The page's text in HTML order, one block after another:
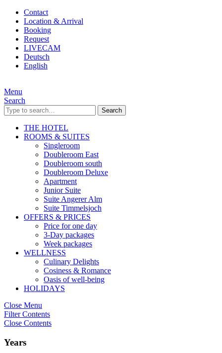
Contact
Location & Arrival
Booking
Request
LIVECAM
Deutsch
English
Menu
Search
Search
THE HOTEL
ROOMS & SUITES
Singleroom
Doubleroom East
Doubleroom south
Doubleroom Deluxe
Apartment
Junior Suite
Suite Angerer Alm
Suite Timmelsjoch
OFFERS & PRICES
Price for one day
3-Day packages
Week packages
WELLNESS
Culinary Delights
Cosiness & Romance
Oasis of well-being
HOLIDAYS
Close Menu
Filter Contents
Close Contents
Years